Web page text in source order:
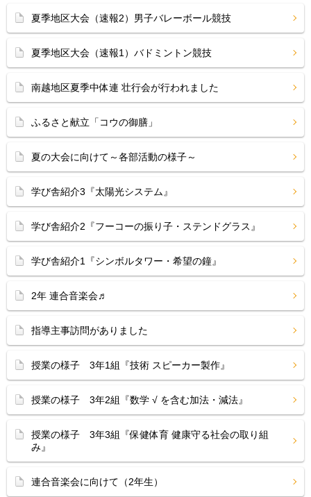
夏季地区大会（速報2）男子バレーボール競技
夏季地区大会（速報1）バドミントン競技
南越地区夏季中体連 壮行会が行われました
ふるさと献立「コウの御膳」
夏の大会に向けて～各部活動の様子～
学び舎紹介3『太陽光システム』
学び舎紹介2『フーコーの振り子・ステンドグラス』
学び舎紹介1『シンボルタワー・希望の鐘』
2年 連合音楽会♬
指導主事訪問がありました
授業の様子 3年1組『技術 スピーカー製作』
授業の様子 3年2組『数学 √ を含む加法・減法』
授業の様子 3年3組『保健体育 健康守る社会の取り組
み』
連合音楽会に向けて（2年生）